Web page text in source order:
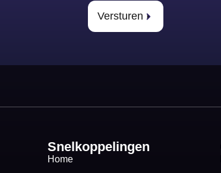
Versturen
Snelkoppelingen
Home